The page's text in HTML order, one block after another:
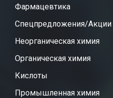
Фармацевтика
Спецпредложения/Акции
Неорганическая химия
Органическая химия
Кислоты
Промышленная химия